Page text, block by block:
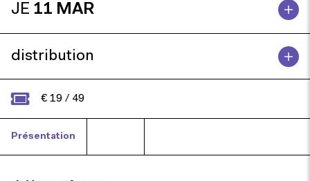
JE 11 MAR
distribution
€ 19 / 49
Présentation